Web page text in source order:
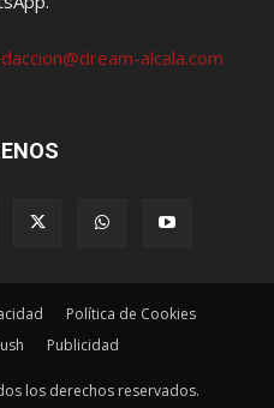
alcala.com
Política de Cookies
Publicidad
los derechos reservados.